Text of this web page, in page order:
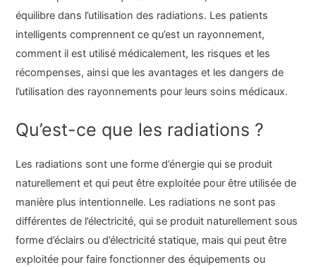
équilibre dans l’utilisation des radiations. Les patients
intelligents comprennent ce qu’est un rayonnement,
comment il est utilisé médicalement, les risques et les
récompenses, ainsi que les avantages et les dangers de
l’utilisation des rayonnements pour leurs soins médicaux.
Qu’est-ce que les radiations ?
Les radiations sont une forme d’énergie qui se produit
naturellement et qui peut être exploitée pour être utilisée de
manière plus intentionnelle. Les radiations ne sont pas
différentes de l’électricité, qui se produit naturellement sous
forme d’éclairs ou d’électricité statique, mais qui peut être
exploitée pour faire fonctionner des équipements ou